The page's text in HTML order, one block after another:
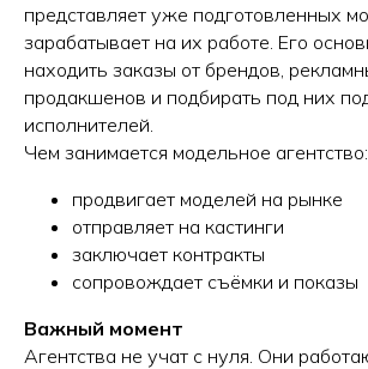
представляет уже подготовленных
зарабатывает на их работе. Его
находить заказы от брендов,
продакшенов и подбирать под них
исполнителей.
Чем занимается модельное агентство:
продвигает моделей на рынке
отправляет на кастинги
заключает контракты
сопровождает съёмки и показы
Важный момент
Агентства не учат с нуля. Они